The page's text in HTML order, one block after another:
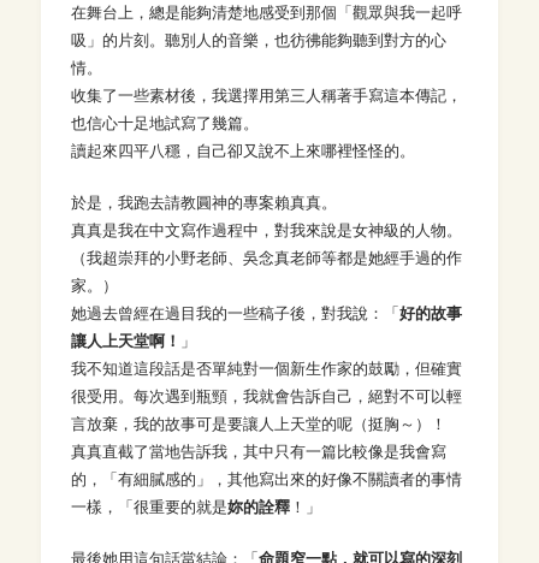
在舞台上，總是能夠清楚地感受到那個「觀眾與我一起呼
吸」的片刻。聽別人的音樂，也彷彿能夠聽到對方的心
情。
收集了一些素材後，我選擇用第三人稱著手寫這本傳記，
也信心十足地試寫了幾篇。
讀起來四平八穩，自己卻又說不上來哪裡怪怪的。
於是，我跑去請教圓神的專案賴真真。
真真是我在中文寫作過程中，對我來說是女神級的人物。
（我超崇拜的小野老師、吳念真老師等都是她經手過的作
家。）
她過去曾經在過目我的一些稿子後，對我說：「好的故事
讓人上天堂啊！ 」
我不知道這段話是否單純對一個新生作家的鼓勵，但確實
很受用。每次遇到瓶頸，我就會告訴自己，絕對不可以輕
言放棄，我的故事可是要讓人上天堂的呢（挺胸～）！
真真直截了當地告訴我，其中只有一篇比較像是我會寫
的，「有細膩感的」，其他寫出來的好像不關讀者的事情
一樣，「很重要的就是妳的詮釋！」
最後她用這句話當結論：「命題窄一點，就可以寫的深刻